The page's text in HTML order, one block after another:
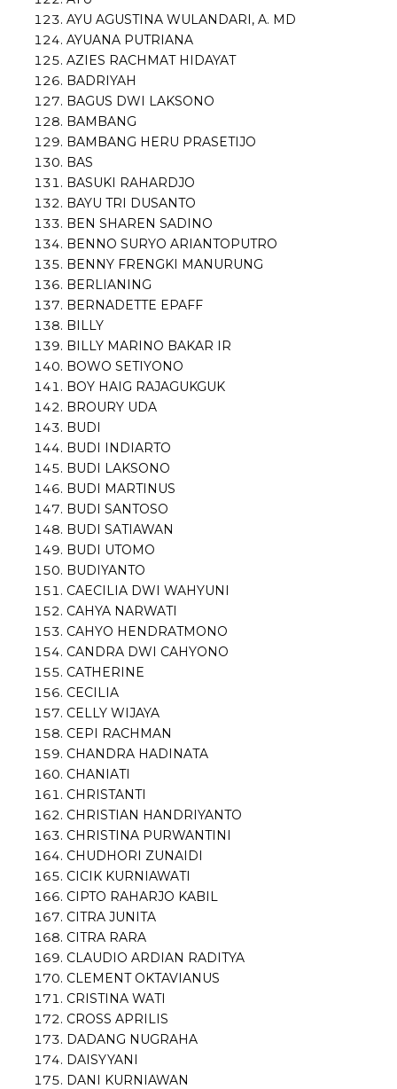
AYU AGUSTINA WULANDARI, A. MD
AYUANA PUTRIANA
AZIES RACHMAT HIDAYAT
BADRIYAH
BAGUS DWI LAKSONO
BAMBANG
BAMBANG HERU PRASETIJO
BAS
BASUKI RAHARDJO
BAYU TRI DUSANTO
BEN SHAREN SADINO
BENNO SURYO ARIANTOPUTRO
BENNY FRENGKI MANURUNG
BERLIANING
BERNADETTE EPAFF
BILLY
BILLY MARINO BAKAR IR
BOWO SETIYONO
BOY HAIG RAJAGUKGUK
BROURY UDA
BUDI
BUDI INDIARTO
BUDI LAKSONO
BUDI MARTINUS
BUDI SANTOSO
BUDI SATIAWAN
BUDI UTOMO
BUDIYANTO
CAECILIA DWI WAHYUNI
CAHYA NARWATI
CAHYO HENDRATMONO
CANDRA DWI CAHYONO
CATHERINE
CECILIA
CELLY WIJAYA
CEPI RACHMAN
CHANDRA HADINATA
CHANIATI
CHRISTANTI
CHRISTIAN HANDRIYANTO
CHRISTINA PURWANTINI
CHUDHORI ZUNAIDI
CICIK KURNIAWATI
CIPTO RAHARJO KABIL
CITRA JUNITA
CITRA RARA
CLAUDIO ARDIAN RADITYA
CLEMENT OKTAVIANUS
CRISTINA WATI
CROSS APRILIS
DADANG NUGRAHA
DAISYYANI
DANI KURNIAWAN